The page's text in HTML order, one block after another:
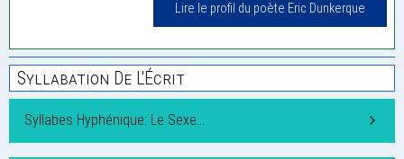
Lire le profil du poète Eric Dunkerque
Syllabation De L'Écrit
Syllabes Hyphénique: Le Sexe…